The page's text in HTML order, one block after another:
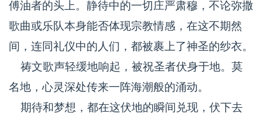
傅油者的头上。静待中的一切庄严肃穆，不论弥撒
歌曲或乐队本身能否体现宗教情感，在这不期然
间，连同礼仪中的人们，都被裹上了神圣的纱衣。
祷文歌声轻缓地响起，被祝圣者伏身于地。莫
名地，心灵深处传来一阵海潮般的涌动。
期待和梦想，都在这伏地的瞬间兑现，伏下去